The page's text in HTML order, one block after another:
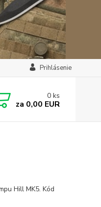
Prihlásenie
0 ks
za 0,00 EUR
Hill MK5. Kód